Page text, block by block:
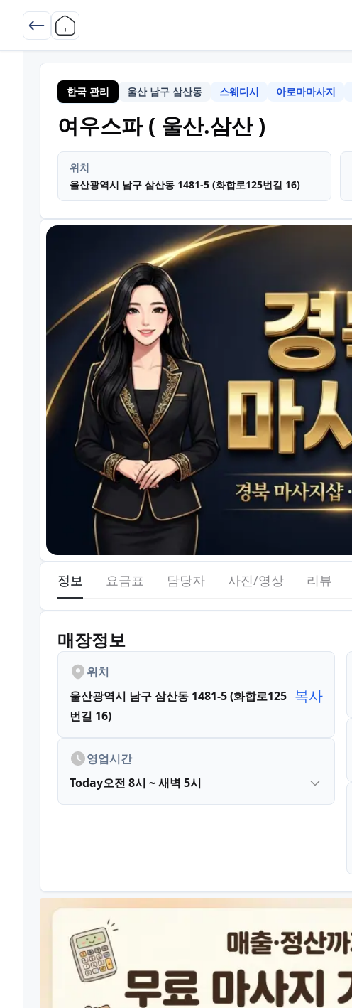
한국 관리 울산 남구 삼산동 스웨디시 아로마마사지
여우스파 ( 울산.삼산 )
위치
울산광역시 남구 삼산동 1481-5 (화합로125번길 16)
정보 요금표 담당자 사진/영상 리뷰
매장정보
위치
울산광역시 남구 삼산동 1481-5 (화합로125
번길 16)
복사
영업시간
Today오전 8시 ~ 새벽 5시